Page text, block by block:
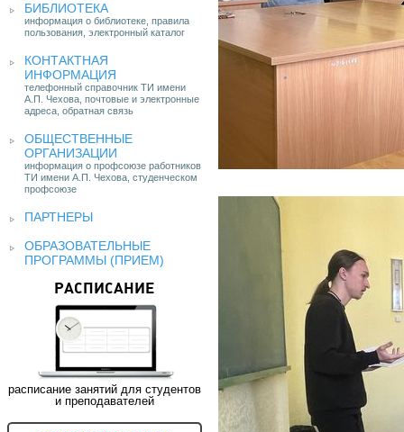
БИБЛИОТЕКА
информация о библиотеке, правила
пользования, электронный каталог
КОНТАКТНАЯ
ИНФОРМАЦИЯ
телефонный справочник ТИ имени
А.П. Чехова, почтовые и электронные
адреса, обратная связь
ОБЩЕСТВЕННЫЕ
ОРГАНИЗАЦИИ
информация о профсоюзе работников
ТИ имени А.П. Чехова, студенческом
профсоюзе
ПАРТНЕРЫ
ОБРАЗОВАТЕЛЬНЫЕ
ПРОГРАММЫ (ПРИЕМ)
РАСПИСАНИЕ
расписание занятий для студентов
и преподавателей